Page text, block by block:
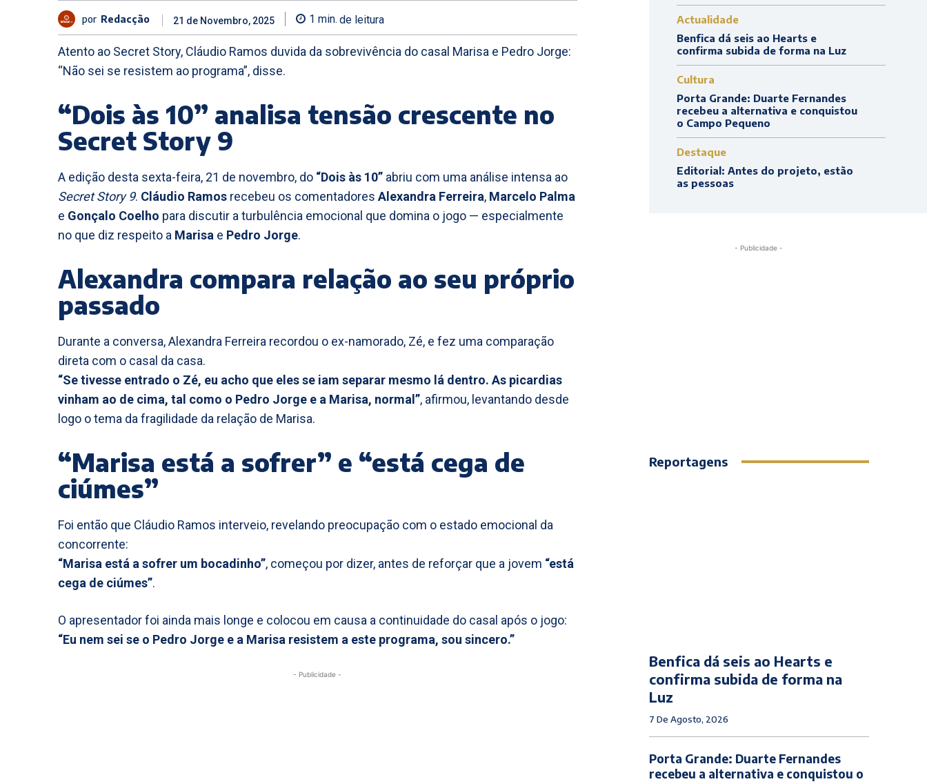
por Redacção 21 de Novembro, 2025 1 min. de leitura
Atento ao Secret Story, Cláudio Ramos duvida da sobrevivência do casal Marisa e Pedro Jorge:
“Não sei se resistem ao programa”, disse.
“Dois às 10” analisa tensão crescente no
Secret Story 9
A edição desta sexta-feira, 21 de novembro, do “Dois às 10” abriu com uma análise intensa ao
Secret Story 9. Cláudio Ramos recebeu os comentadores Alexandra Ferreira, Marcelo Palma
e Gonçalo Coelho para discutir a turbulência emocional que domina o jogo — especialmente
no que diz respeito a Marisa e Pedro Jorge.
Alexandra compara relação ao seu próprio
passado
Durante a conversa, Alexandra Ferreira recordou o ex-namorado, Zé, e fez uma comparação
direta com o casal da casa.
“Se tivesse entrado o Zé, eu acho que eles se iam separar mesmo lá dentro. As picardias
vinham ao de cima, tal como o Pedro Jorge e a Marisa, normal”, afirmou, levantando desde
logo o tema da fragilidade da relação de Marisa.
“Marisa está a sofrer” e “está cega de
ciúmes”
Foi então que Cláudio Ramos interveio, revelando preocupação com o estado emocional da
concorrente:
“Marisa está a sofrer um bocadinho”, começou por dizer, antes de reforçar que a jovem “está
cega de ciúmes”.
O apresentador foi ainda mais longe e colocou em causa a continuidade do casal após o jogo:
“Eu nem sei se o Pedro Jorge e a Marisa resistem a este programa, sou sincero.”
- Publicidade -
Actualidade
Benfica dá seis ao Hearts e
confirma subida de forma na Luz
Cultura
Porta Grande: Duarte Fernandes
recebeu a alternativa e conquistou
o Campo Pequeno
Destaque
Editorial: Antes do projeto, estão
as pessoas
- Publicidade -
Reportagens
Benfica dá seis ao Hearts e
confirma subida de forma na
Luz
7 De Agosto, 2026
Porta Grande: Duarte Fernandes
recebeu a alternativa e conquistou o